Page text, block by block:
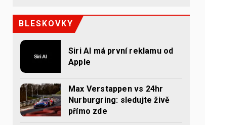
BLESKOVKY
Siri AI má první reklamu od
Apple
Max Verstappen vs 24hr
Nurburgring: sledujte živě
přímo zde